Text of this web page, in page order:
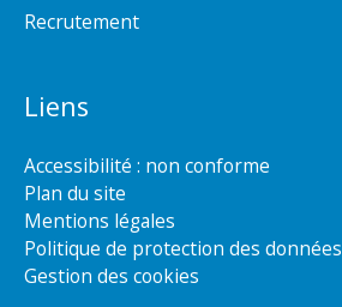
Recrutement
Liens
Accessibilité : non conforme
Plan du site
Mentions légales
Politique de protection des données
Gestion des cookies